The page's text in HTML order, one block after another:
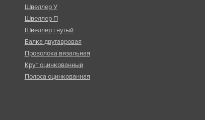
Швеллер У
Швеллер П
Швеллер гнутый
Балка двутавровая
Проволока вязальная
Круг оцинкованный
Полоса оцинкованная